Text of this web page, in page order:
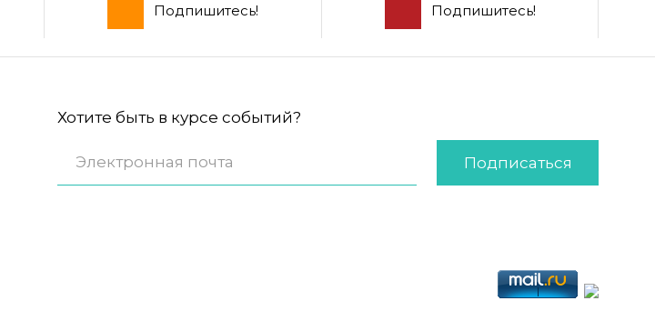
Подпишитесь! Подпишитесь!
Хотите быть в курсе событий?
Подписаться